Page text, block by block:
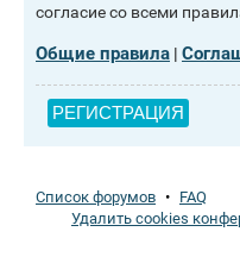
согласие со всеми
Общие правила |
РЕГИСТРАЦИЯ
Список форумов • FAQ
Удалить cookies